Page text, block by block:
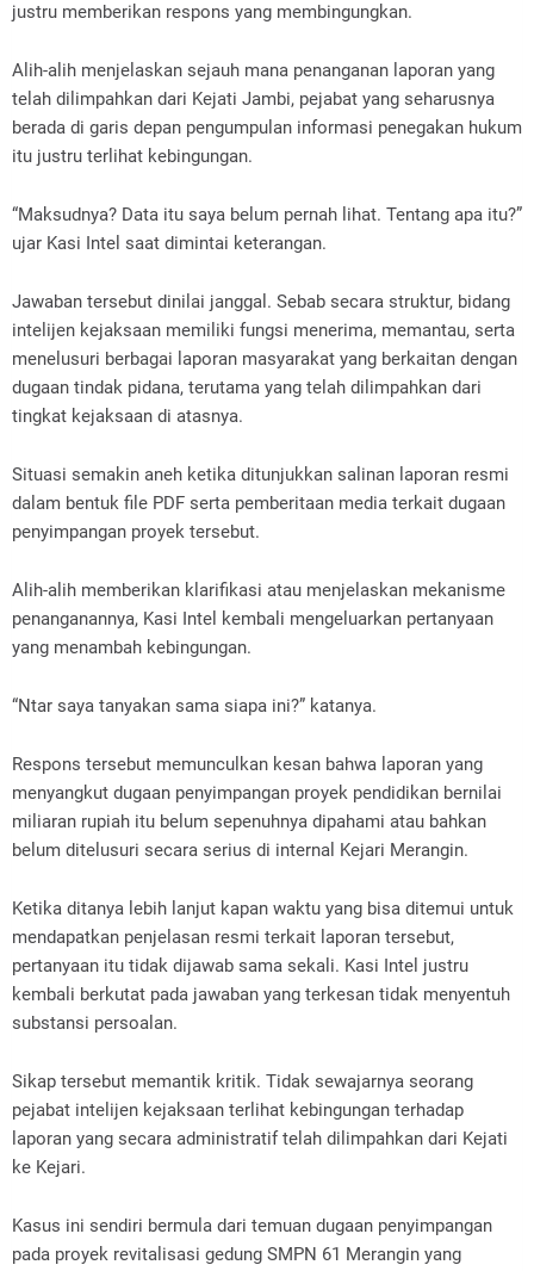
justru memberikan respons yang membingungkan.
‎Alih-alih menjelaskan sejauh mana penanganan laporan yang
telah dilimpahkan dari Kejati Jambi, pejabat yang seharusnya
berada di garis depan pengumpulan informasi penegakan hukum
itu justru terlihat kebingungan.
‎“Maksudnya? Data itu saya belum pernah lihat. Tentang apa itu?”
ujar Kasi Intel saat dimintai keterangan.
‎Jawaban tersebut dinilai janggal. Sebab secara struktur, bidang
intelijen kejaksaan memiliki fungsi menerima, memantau, serta
menelusuri berbagai laporan masyarakat yang berkaitan dengan
dugaan tindak pidana, terutama yang telah dilimpahkan dari
tingkat kejaksaan di atasnya.
‎Situasi semakin aneh ketika ditunjukkan salinan laporan resmi
dalam bentuk file PDF serta pemberitaan media terkait dugaan
penyimpangan proyek tersebut.
‎Alih-alih memberikan klarifikasi atau menjelaskan mekanisme
penanganannya, Kasi Intel kembali mengeluarkan pertanyaan
yang menambah kebingungan.
‎“Ntar saya tanyakan sama siapa ini?” katanya.
‎Respons tersebut memunculkan kesan bahwa laporan yang
menyangkut dugaan penyimpangan proyek pendidikan bernilai
miliaran rupiah itu belum sepenuhnya dipahami atau bahkan
belum ditelusuri secara serius di internal Kejari Merangin.
‎Ketika ditanya lebih lanjut kapan waktu yang bisa ditemui untuk
mendapatkan penjelasan resmi terkait laporan tersebut,
pertanyaan itu tidak dijawab sama sekali. Kasi Intel justru
kembali berkutat pada jawaban yang terkesan tidak menyentuh
substansi persoalan.
‎Sikap tersebut memantik kritik. Tidak sewajarnya seorang
pejabat intelijen kejaksaan terlihat kebingungan terhadap
laporan yang secara administratif telah dilimpahkan dari Kejati
ke Kejari.
‎Kasus ini sendiri bermula dari temuan dugaan penyimpangan
pada proyek revitalisasi gedung SMPN 61 Merangin yang